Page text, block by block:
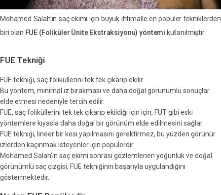
Mohamed Salah’ın saç ekimi için büyük ihtimalle en popüler tekniklerden
biri olan FUE (Foliküler Ünite Ekstraksiyonu) yöntemi kullanılmıştır.
FUE Tekniği
FUE tekniği, saç foliküllerini tek tek çıkarıp ekilir.
Bu yöntem, minimal iz bırakması ve daha doğal görünümlü sonuçlar
elde etmesi nedeniyle tercih edilir.
FUE, saç foliküllerini tek tek çıkarıp ekildiği için için, FUT gibi eski
yöntemlere kıyasla daha doğal bir görünüm elde edilmesini sağlar.
FUE tekniği, lineer bir kesi yapılmasını gerektirmez, bu yüzden görünür
izlerden kaçınmak isteyenler için popülerdir.
Mohamed Salah’ın saç ekimi sonrası gözlemlenen yoğunluk ve doğal
görünümlü saç çizgisi, FUE tekniğinin başarıyla uygulandığını
göstermektedir.